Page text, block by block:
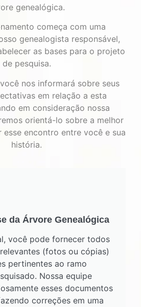
genealógica.
começa com uma
genealogista responsável,
as bases para o projeto
de pesquisa.
nos informará sobre seus
em relação a esta
em consideração nossa
orientá-lo sobre a melhor
esse encontro entre você e sua
história.
da Árvore Genealógica
você pode fornecer todos
(fotos ou cópias)
pertinentes ao ramo
Nossa equipe
esses documentos
correções em uma